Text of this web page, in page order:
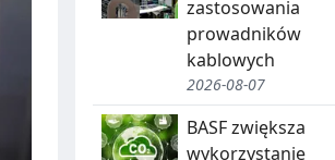
E
zastosowania
prowadników
kablowych
2026-08-07
BASF zwiększa
wykorzystanie